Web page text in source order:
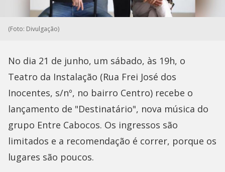
(Foto: Divulgação)
No dia 21 de junho, um sábado, às 19h, o
Teatro da Instalação (Rua Frei José dos
Inocentes, s/nº, no bairro Centro) recebe o
lançamento de "Destinatário", nova música do
grupo Entre Cabocos. Os ingressos são
limitados e a recomendação é correr, porque os
lugares são poucos.